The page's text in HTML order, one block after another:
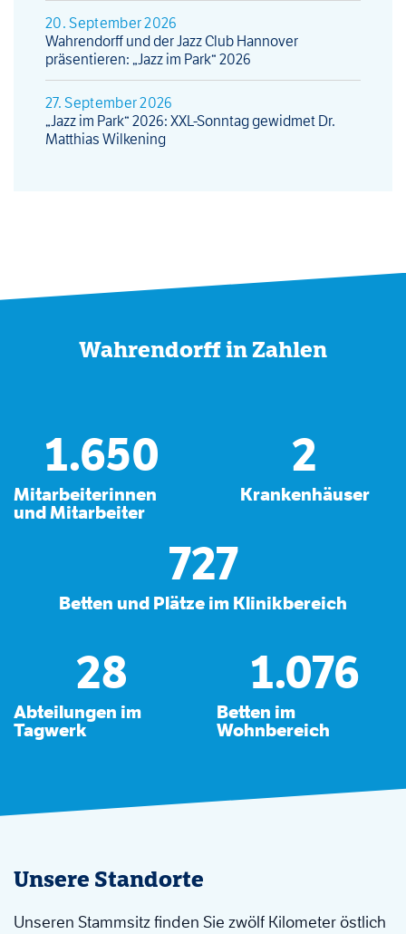
Wahrendorff und der Jazz Club Hannover
präsentieren: „Jazz im Park“ 2026
20. September 2026
„Jazz im Park“ 2026: XXL-Sonntag gewidmet Dr.
Matthias Wilkening
27. September 2026
Wahrendorff in Zahlen
Mitarbeiterinnen
und Mitarbeiter
1.650
Krankenhäuser
2
Betten und Plätze im Klinikbereich
727
Abteilungen im
Tagwerk
28
Betten im
Wohnbereich
1.076
Unsere Standorte
Unseren Stammsitz finden Sie zwölf Kilometer östlich